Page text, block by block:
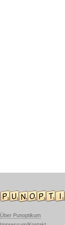
Über Punoptikum